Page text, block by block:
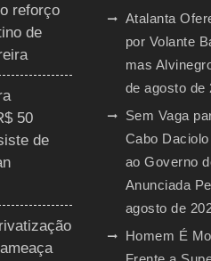
reforço
de
50
de
Atalanta
por Volante
mas
de agosto de
Sem Vaga
Cabo
ao Governo
Anunciada
agosto de
Homem É